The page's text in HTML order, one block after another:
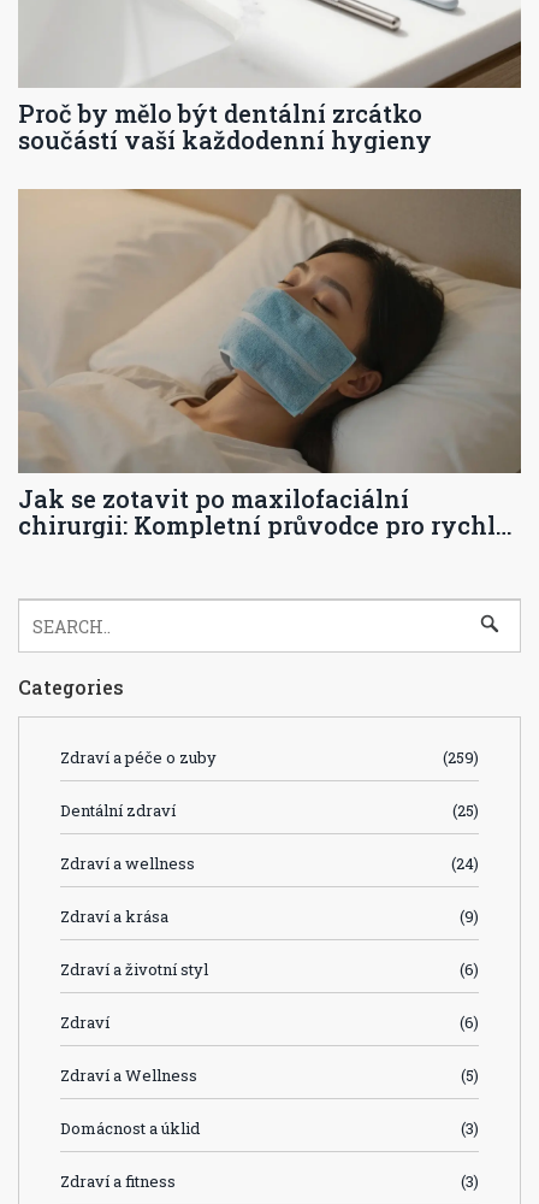
Proč by mělo být dentální zrcátko
součástí vaší každodenní hygieny
Jak se zotavit po maxilofaciální
chirurgii: Kompletní průvodce pro rychlé
Categories
Zdraví a péče o zuby (259)
Dentální zdraví (25)
Zdraví a wellness (24)
Zdraví a krása (9)
Zdraví a životní styl (6)
Zdraví (6)
Zdraví a Wellness (5)
Domácnost a úklid (3)
Zdraví a fitness (3)